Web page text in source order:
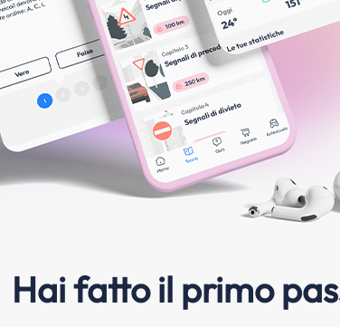
Hai fatto il primo